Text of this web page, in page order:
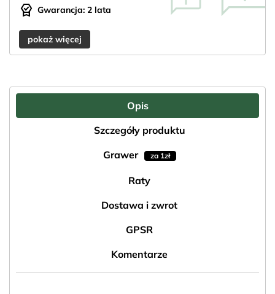
editor_choice Gwarancja: 2 lata
pokaż więcej
Opis
Szczegóły produktu
Grawer
za 1zł
Raty
Dostawa i zwrot
GPSR
Komentarze